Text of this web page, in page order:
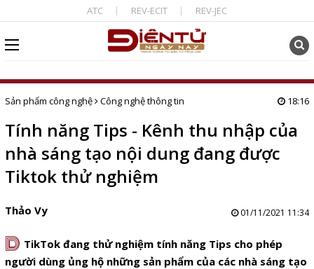
ATC REV-ECIT REV-JEC
Sản phẩm công nghệ Công nghệ thông tin 18:16
Tính năng Tips - Kênh thu nhập của
nhà sáng tạo nội dung đang được
Tiktok thử nghiệm
Thảo Vy 01/11/2021 11:34
D TikTok đang thử nghiệm tính năng Tips cho phép
người dùng ủng hộ những sản phẩm của các nhà sáng tạo